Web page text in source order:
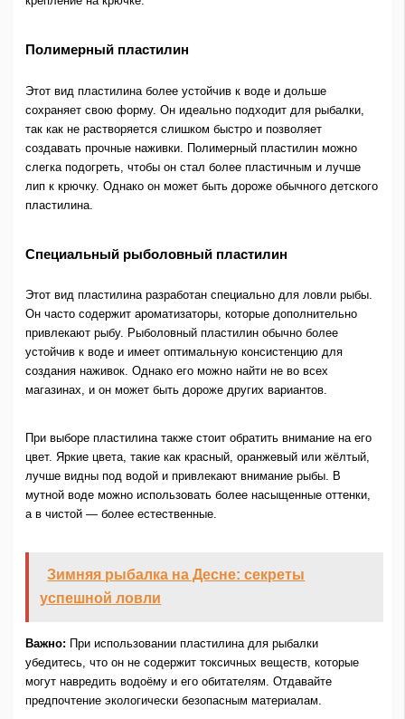
Полимерный пластилин
Этот вид пластилина более устойчив к воде и дольше
сохраняет свою форму. Он идеально подходит для рыбалки,
так как не растворяется слишком быстро и позволяет
создавать прочные наживки. Полимерный пластилин можно
слегка подогреть, чтобы он стал более пластичным и лучше
лип к крючку. Однако он может быть дороже обычного детского
пластилина.
Специальный рыболовный пластилин
Этот вид пластилина разработан специально для ловли рыбы.
Он часто содержит ароматизаторы, которые дополнительно
привлекают рыбу. Рыболовный пластилин обычно более
устойчив к воде и имеет оптимальную консистенцию для
создания наживок. Однако его можно найти не во всех
магазинах, и он может быть дороже других вариантов.
При выборе пластилина также стоит обратить внимание на его
цвет. Яркие цвета, такие как красный, оранжевый или жёлтый,
лучше видны под водой и привлекают внимание рыбы. В
мутной воде можно использовать более насыщенные оттенки,
а в чистой — более естественные.
Зимняя рыбалка на Десне: секреты
успешной ловли
Важно: При использовании пластилина для рыбалки
убедитесь, что он не содержит токсичных веществ, которые
могут навредить водоёму и его обитателям. Отдавайте
предпочтение экологически безопасным материалам.